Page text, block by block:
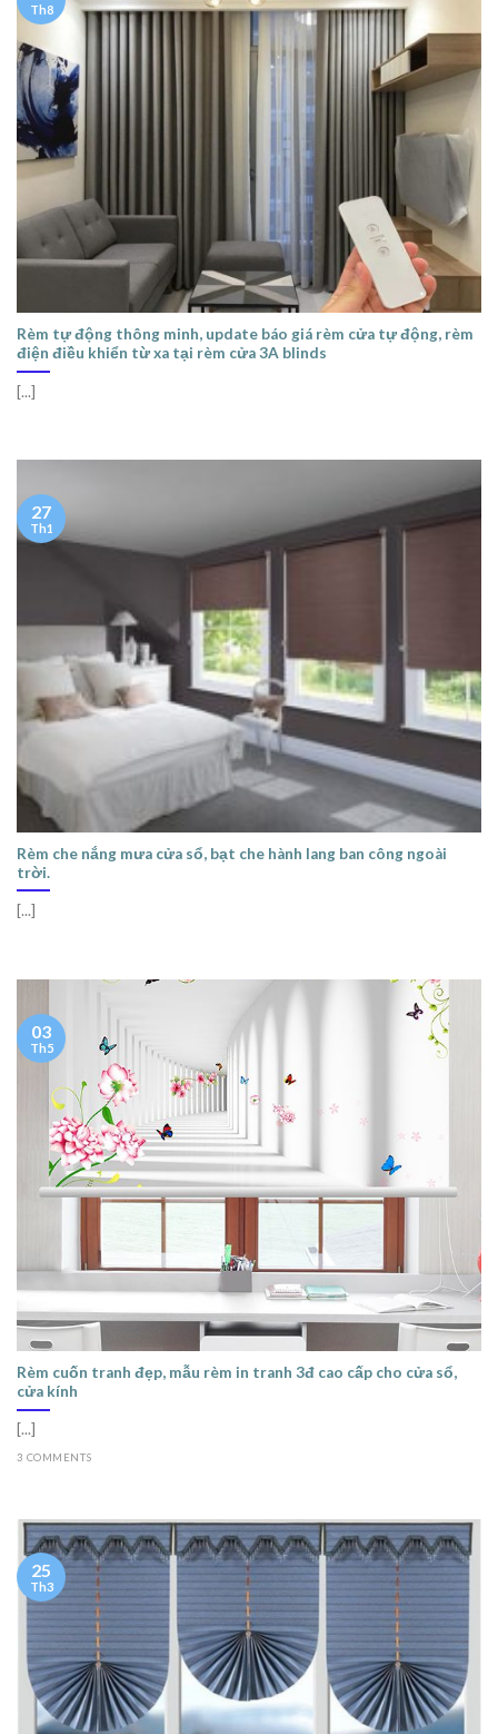
Rèm tự động thông minh, update báo giá rèm cửa tự động, rèm
điện điều khiển từ xa tại rèm cửa 3A blinds
[...]
Th8
Rèm che nắng mưa cửa sổ, bạt che hành lang ban công ngoài
trời.
[...]
27
Th1
Rèm cuốn tranh đẹp, mẫu rèm in tranh 3đ cao cấp cho cửa sổ,
cửa kính
[...]
3 COMMENTS
03
Th5
25
Th3